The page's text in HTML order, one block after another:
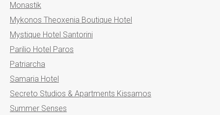
Monastik
Mykonos Theoxenia Boutique Hotel
Mystique Hotel Santorini
Parilio Hotel Paros
Patriarcha
Samaria Hotel
Secreto Studios & Apartments Kissamos
Summer Senses